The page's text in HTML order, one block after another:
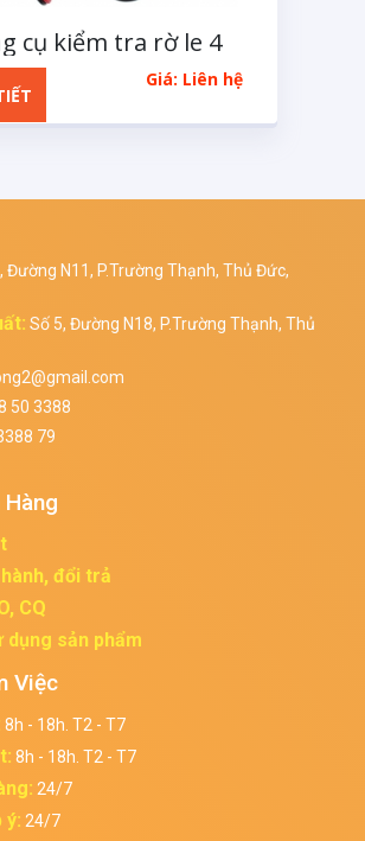
cụ kiểm tra rờ le 4
và 5 chân
Giá: Liên hệ
Đường N11, P.Trường Thạnh, Thủ Đức,
Số 5, Đường N18, P.Trường Thạnh, Thủ
50 3388
79
đổi trả
CQ
dụng sản phẩm
Việc
8h - 18h. T2 - T7
8h - 18h. T2 - T7
24/7
ý: 24/7